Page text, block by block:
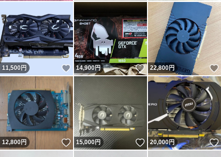
11,500円 いいね！
14,900円 いいね！
22,800円
12,800円 いいね！
15,000円 いいね！
20,000円